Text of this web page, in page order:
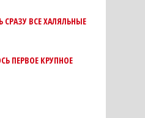
ВСЕ ХАЛЯЛЬНЫЕ
ПЕРВОЕ КРУПНОЕ